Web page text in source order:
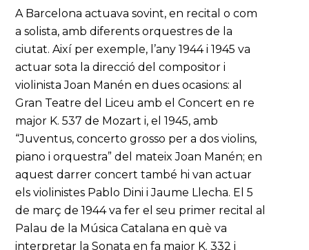
A Barcelona actuava sovint, en recital o com
a solista, amb diferents orquestres de la
ciutat. Així per exemple, l’any 1944 i 1945 va
actuar sota la direcció del compositor i
violinista Joan Manén en dues ocasions: al
Gran Teatre del Liceu amb el Concert en re
major K. 537 de Mozart i, el 1945, amb
“Juventus, concerto grosso per a dos violins,
piano i orquestra” del mateix Joan Manén; en
aquest darrer concert també hi van actuar
els violinistes Pablo Dini i Jaume Llecha. El 5
de març de 1944 va fer el seu primer recital al
Palau de la Música Catalana en què va
interpretar la Sonata en fa major K. 332 i